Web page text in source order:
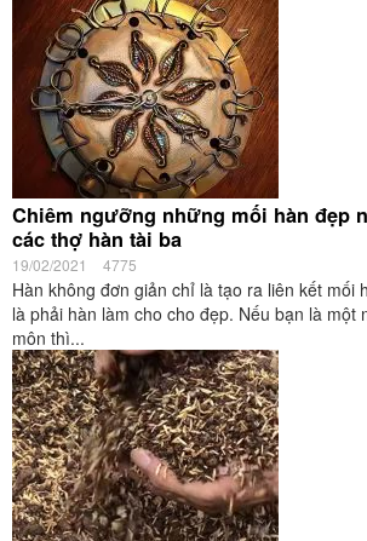
Chiêm ngưỡng những mối hàn đẹp
các thợ hàn tài ba
19/02/2021 4775
Hàn không đơn giản chỉ là tạo ra liên kết mối
là phải hàn làm cho cho đẹp. Nếu bạn là một
môn thì...